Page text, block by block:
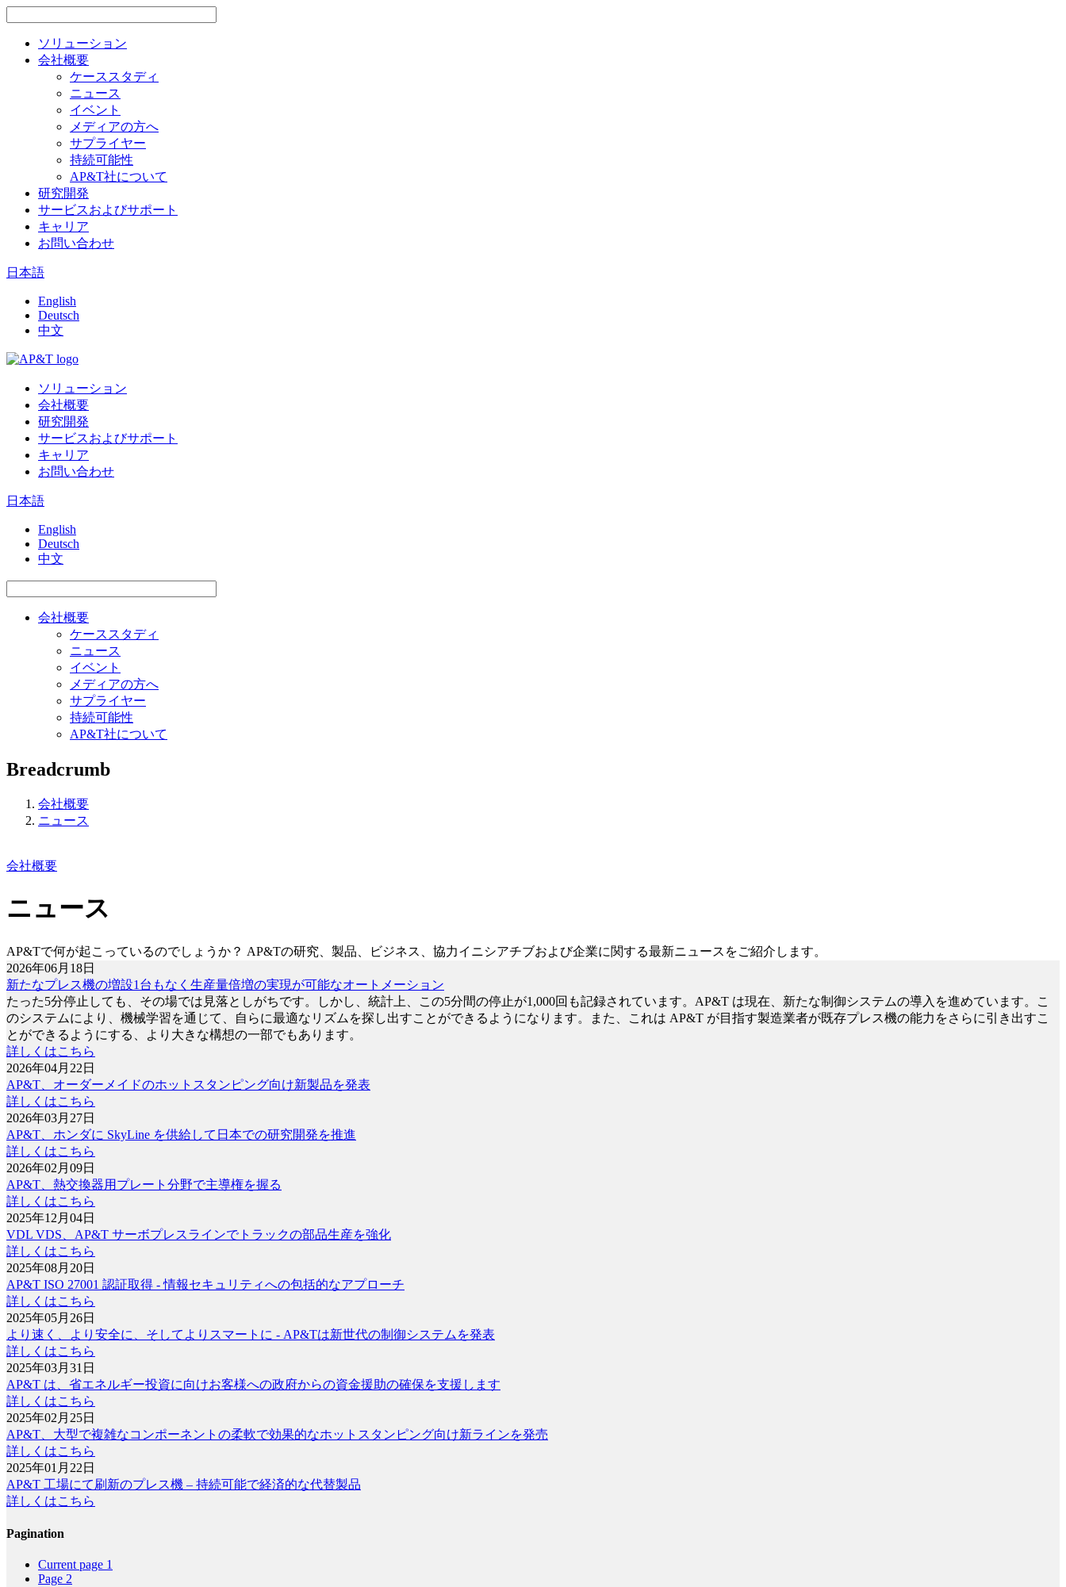
ソリューション
会社概要
ケーススタディ
ニュース
イベント
メディアの方へ
サプライヤー
持続可能性
AP&T社について
研究開発
サービスおよびサポート
キャリア
お問い合わせ
日本語
English
Deutsch
中文
ソリューション
会社概要
研究開発
サービスおよびサポート
キャリア
お問い合わせ
日本語
English
Deutsch
中文
会社概要
ケーススタディ
ニュース
イベント
メディアの方へ
サプライヤー
持続可能性
AP&T社について
Breadcrumb
会社概要
ニュース
会社概要
ニュース
AP&Tで何が起こっているのでしょうか？ AP&Tの研究、製品、ビジネス、協力イニシアチブおよび企業に関する最新ニュースをご紹介します。
2026年06月18日
新たなプレス機の増設1台もなく生産量倍増の実現が可能なオートメーション
たった5分停止しても、その場では見落としがちです。しかし、統計上、この5分間の停止が1,000回も記録されています。AP&T は現在、新たな制御システムの導入を進めています。こ
のシステムにより、機械学習を通じて、自らに最適なリズムを探し出すことができるようになります。また、これは AP&T が目指す製造業者が既存プレス機の能力をさらに引き出すこ
とができるようにする、より大きな構想の一部でもあります。
詳しくはこちら
2026年04月22日
AP&T、オーダーメイドのホットスタンピング向け新製品を発表
詳しくはこちら
2026年03月27日
AP&T、ホンダに SkyLine を供給して日本での研究開発を推進
詳しくはこちら
2026年02月09日
AP&T、熱交換器用プレート分野で主導権を握る
詳しくはこちら
2025年12月04日
VDL VDS、AP&T サーボプレスラインでトラックの部品生産を強化
詳しくはこちら
2025年08月20日
AP&T ISO 27001 認証取得 - 情報セキュリティへの包括的なアプローチ
詳しくはこちら
2025年05月26日
より速く、より安全に、そしてよりスマートに - AP&Tは新世代の制御システムを発表
詳しくはこちら
2025年03月31日
AP&T は、省エネルギー投資に向けお客様への政府からの資金援助の確保を支援します
詳しくはこちら
2025年02月25日
AP&T、大型で複雑なコンポーネントの柔軟で効果的なホットスタンピング向け新ラインを発売
詳しくはこちら
2025年01月22日
AP&T 工場にて刷新のプレス機 – 持続可能で経済的な代替製品
詳しくはこちら
Pagination
Current page 1
Page 2